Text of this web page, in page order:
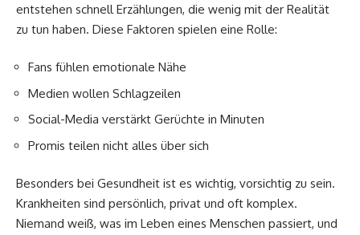
entstehen schnell Erzählungen, die wenig mit der Realität
zu tun haben. Diese Faktoren spielen eine Rolle:
Fans fühlen emotionale Nähe
Medien wollen Schlagzeilen
Social-Media verstärkt Gerüchte in Minuten
Promis teilen nicht alles über sich
Besonders bei Gesundheit ist es wichtig, vorsichtig zu sein.
Krankheiten sind persönlich, privat und oft komplex.
Niemand weiß, was im Leben eines Menschen passiert, und